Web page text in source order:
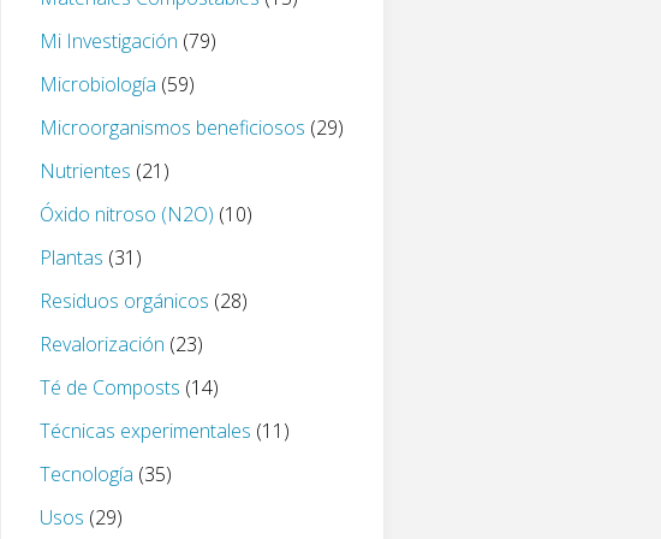
Mi Investigación (79)
Microbiología (59)
Microorganismos beneficiosos (29)
Nutrientes (21)
Óxido nitroso (N2O) (10)
Plantas (31)
Residuos orgánicos (28)
Revalorización (23)
Té de Composts (14)
Técnicas experimentales (11)
Tecnología (35)
Usos (29)